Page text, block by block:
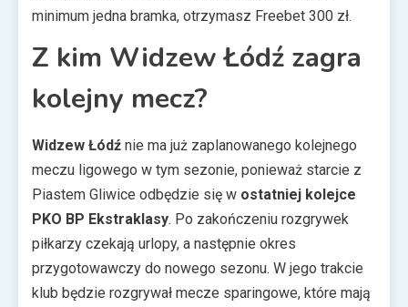
minimum jedna bramka, otrzymasz Freebet 300 zł.
Z kim Widzew Łódź zagra
kolejny mecz?
Widzew Łódź nie ma już zaplanowanego kolejnego
meczu ligowego w tym sezonie, ponieważ starcie z
Piastem Gliwice odbędzie się w ostatniej kolejce
PKO BP Ekstraklasy. Po zakończeniu rozgrywek
piłkarzy czekają urlopy, a następnie okres
przygotowawczy do nowego sezonu. W jego trakcie
klub będzie rozgrywał mecze sparingowe, które mają